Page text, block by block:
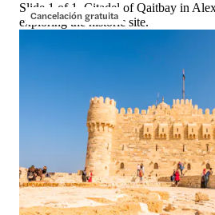
Cancelación gratuita
Slide 1 of 1, Citadel of Qaitbay in
exploring the historic site.